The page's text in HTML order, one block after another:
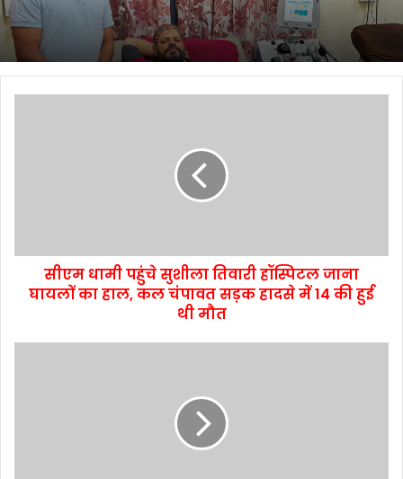
सीएम धामी पहुंचे सुशीला तिवारी हॉस्पिटल जाना
घायलों का हाल, कल चंपावत सड़क हादसे में 14 की हुई
थी मौत